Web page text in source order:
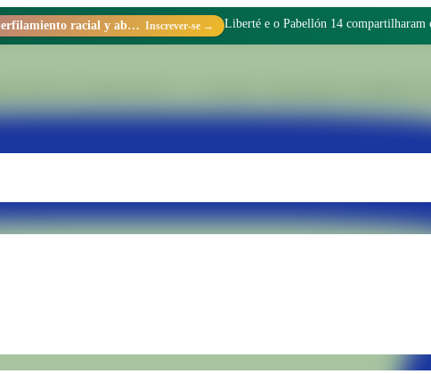
Racismo estructural, perfilamiento racial y abolicionismo carcelario. Inscrever-se → Liberté e o Pabellón 14 compartilharam
dentro da Unidade Penal N.° 15 de Batán. Transformamos realidades